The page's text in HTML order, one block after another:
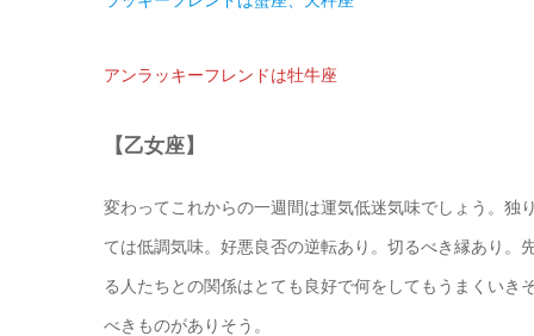
アンラッキーフレンドは牡牛座
【乙女座】
変わってこれからの一週間は運気低迷気味でしょう。独
ては低調気味。好悪良否の逆転あり。切るべき縁あり
る人たちとの関係はとても良好で何をしてもうまくい
べきものがありそう。